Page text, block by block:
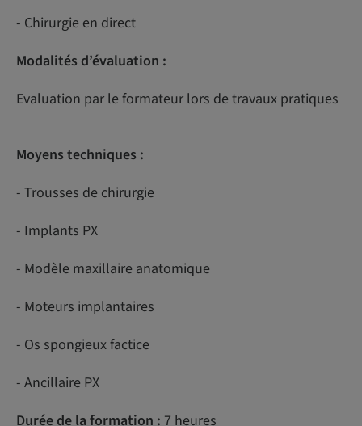
- Chirurgie en direct
Modalités d’évaluation :
Evaluation par le formateur lors de travaux pratiques
Moyens techniques :
- Trousses de chirurgie
- Implants PX
- Modèle maxillaire anatomique
- Moteurs implantaires
- Os spongieux factice
- Ancillaire PX
Durée de la formation : 7 heures